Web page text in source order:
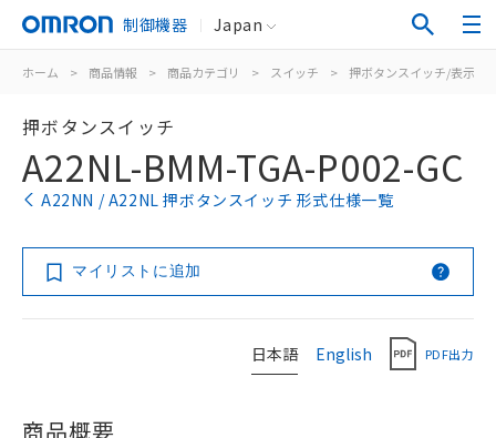
制御機器 Japan
ホーム > 商品情報 > 商品カテゴリ > スイッチ > 押ボタンスイッチ/表示灯
押ボタンスイッチ
A22NL-BMM-TGA-P002-GC
A22NN / A22NL 押ボタンスイッチ 形式仕様一覧
マイリストに追加
日本語 English PDF出力
商品概要